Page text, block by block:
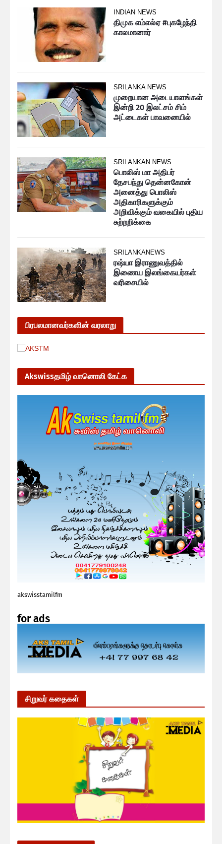
INDIAN NEWS
திமுக எம்எல்ஏ #புகழேந்தி
காலமானார்
SRILANKA NEWS
முறையான அடையாளங்கள்
இன்றி 20 இலட்சம் சிம்
அட்டைகள் பாவனையில்
SRILANKAN NEWS
பொலிஸ் மா அதிபர்
தேசபந்து தென்னகோன்
அனைத்து பொலிஸ்
அதிகாரிகளுக்கும்
அறிவிக்கும் வகையில் புதிய
சுற்றறிக்கை
SRILANKANEWS
ரஷ்யா இராணுவத்தில்
இணைய இலங்கையர்கள்
வரிசையில்
பிரபலமானவர்களின் வரலாறு
Akswissதமிழ் வானொலி கேட்க
akswisstamilfm
for ads
சிறுவர் கதைகள்